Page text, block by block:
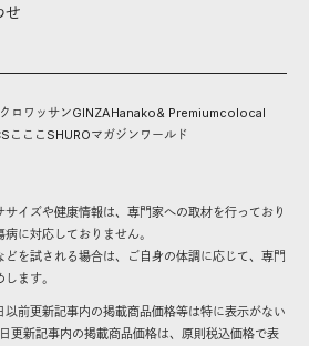
せ
クロワッサンGINZAHanako& Premiumcolocal
こここ SHUROマガジンワールド
イズや健康情報は、専門家への取材を行っており
に対応しておりません。
を試される場合は、ご自身の体調に応じて、専門
ます。
前更新記事内の掲載商品価格等は特に表示がない
更新記事内の掲載商品価格は、原則税込価格で表